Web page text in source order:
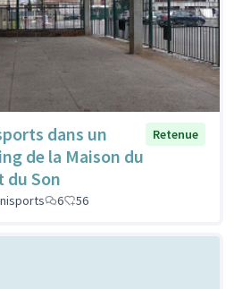
dans un
de la Maison du
du Son
Retenue
6 56